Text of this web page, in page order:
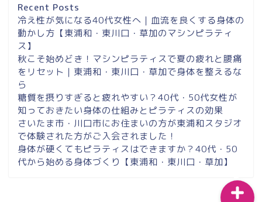
Recent Posts
冷え性が気になる40代女性へ｜血流を良くする身体の
動かし方【東浦和・東川口・草加のマシンピラティ
ス】
秋こそ始めどき！マシンピラティスで夏の疲れと腰痛
をリセット｜東浦和・東川口・草加で身体を整えるな
ら
糖質を摂りすぎると疲れやすい？40代・50代女性が
知っておきたい身体の仕組みとピラティスの効果
さいたま市・川口市にお住まいの方が東浦和スタジオ
で体験された方がご入会されました！
身体が硬くてもピラティスはできますか？40代・50
代から始める身体づくり【東浦和・東川口・草加】
内
マシンピラティススタジオ
NAIA
Instagram